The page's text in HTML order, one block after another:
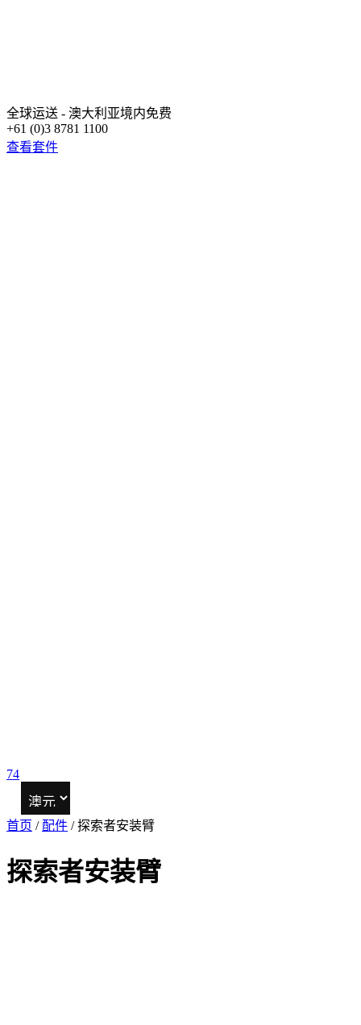
全球运送 - 澳大利亚境内免费
+61 (0)3 8781 1100
查看套件
74
首页 / 配件 / 探索者安装臂
探索者安装臂